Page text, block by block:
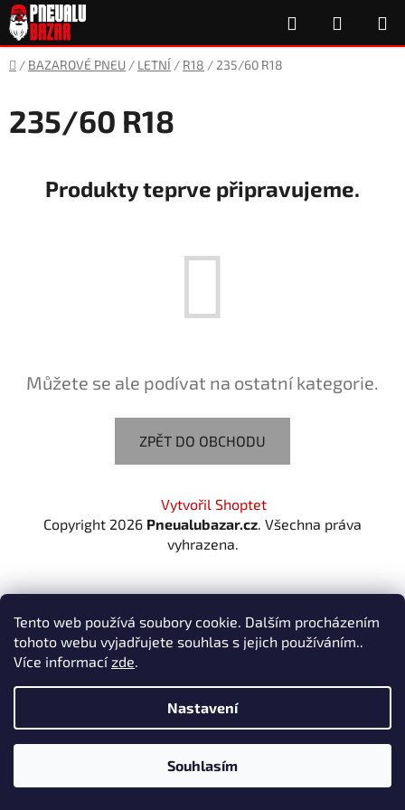
Tento web používá soubory cookie. Dalším procházením
tohoto webu vyjadřujete souhlas s jejich používáním..
Více informacízde.
Nastavení
Souhlasím
Přejít
na
obsah
Hledat
KOŠÍK
Domů
/ BAZAROVÉ PNEU / LETNÍ / R18 / 235/60 R18
235/60 R18
Produkty teprve připravujeme.
Můžete se ale podívat na ostatní kategorie.
ZPĚT DO OBCHODU
t
Vytvořil Shoptet
Copyright 2026 Pneualubazar.cz. Všechna práva
vyhrazena.